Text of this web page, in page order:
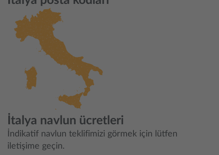
İtalya navlun ücretleri
İndikatif navlun teklifimizi görmek için lütfen
iletişime geçin.